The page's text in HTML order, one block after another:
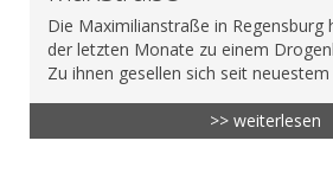
Die Maximilianstraße in Regensburg
der letzten Monate zu einem
Zu ihnen gesellen sich seit
>> weiterlesen